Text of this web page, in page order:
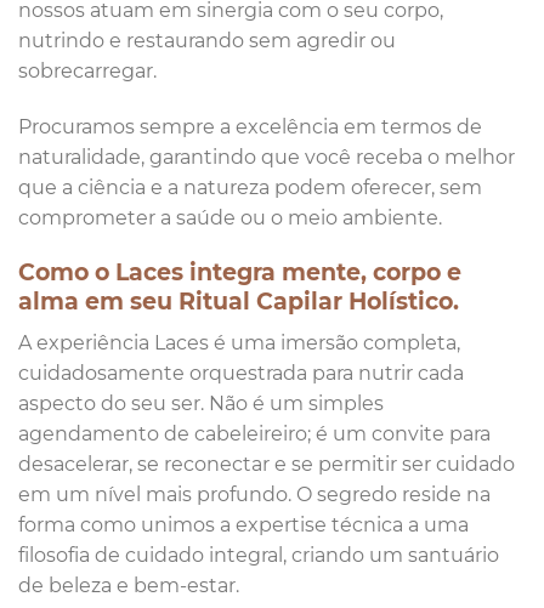
nossos atuam em sinergia com o seu corpo,
nutrindo e restaurando sem agredir ou
sobrecarregar.
Procuramos sempre a excelência em termos de
naturalidade, garantindo que você receba o melhor
que a ciência e a natureza podem oferecer, sem
comprometer a saúde ou o meio ambiente.
Como o Laces integra mente, corpo e
alma em seu Ritual Capilar Holístico.
A experiência Laces é uma imersão completa,
cuidadosamente orquestrada para nutrir cada
aspecto do seu ser. Não é um simples
agendamento de cabeleireiro; é um convite para
desacelerar, se reconectar e se permitir ser cuidado
em um nível mais profundo. O segredo reside na
forma como unimos a expertise técnica a uma
filosofia de cuidado integral, criando um santuário
de beleza e bem-estar.